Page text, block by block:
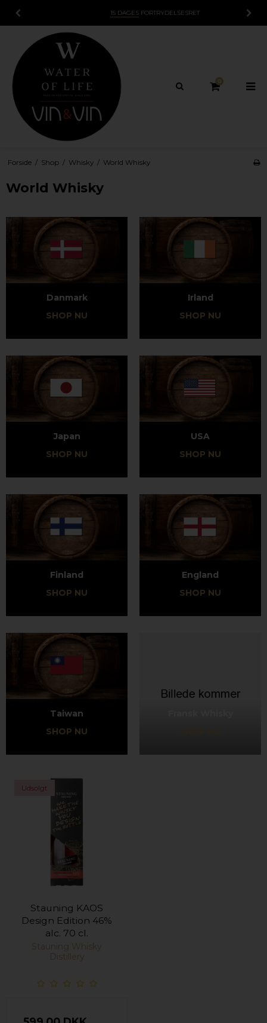
15 DAGESFORTRYDELSESRET
0
Forside / Shop / Whisky / World Whisky
World Whisky
Danmark
SHOP NU
Irland
SHOP NU
Japan
SHOP NU
USA
SHOP NU
Finland
SHOP NU
England
SHOP NU
Taiwan
SHOP NU
Udsolgt
Stauning KAOS
Design Edition 46%
alc. 70 cl.
Stauning Whisky
Distillery